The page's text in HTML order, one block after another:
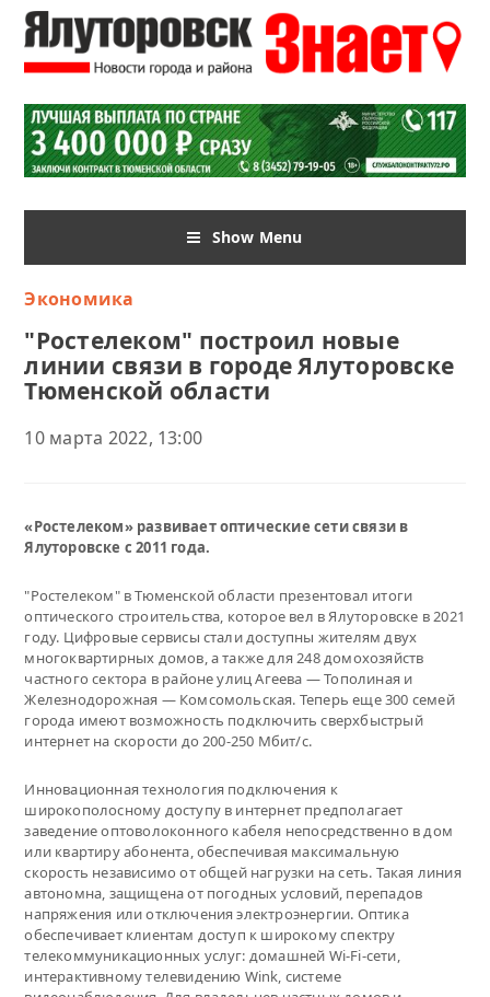
Show Menu
Экономика
"Ростелеком" построил новые
линии связи в городе Ялуторовске
Тюменской области
10 марта 2022, 13:00
«Ростелеком» развивает оптические сети связи в
Ялуторовске с 2011 года.
"Ростелеком" в Тюменской области презентовал итоги
оптического строительства, которое вел в Ялуторовске в 2021
году. Цифровые сервисы стали доступны жителям двух
многоквартирных домов, а также для 248 домохозяйств
частного сектора в районе улиц Агеева — Тополиная и
Железнодорожная — Комсомольская. Теперь еще 300 семей
города имеют возможность подключить сверхбыстрый
интернет на скорости до 200-250 Мбит/с.
Инновационная технология подключения к
широкополосному доступу в интернет предполагает
заведение оптоволоконного кабеля непосредственно в дом
или квартиру абонента, обеспечивая максимальную
скорость независимо от общей нагрузки на сеть. Такая линия
автономна, защищена от погодных условий, перепадов
напряжения или отключения электроэнергии. Оптика
обеспечивает клиентам доступ к широкому спектру
телекоммуникационных услуг: домашней Wi-Fi-cети,
интерактивному телевидению Wink, системе